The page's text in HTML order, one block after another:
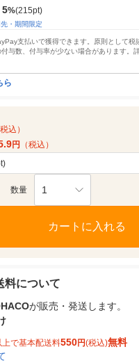
5%(215pt)
・期間限定
支払いで獲得できます。原則として税
与数、付与率が少ない場合があります。
ら
税込）
円 （税込）
数量 1
カートに入れる
料について
が販売・発送します。
上で基本配送料550円(税込)無料